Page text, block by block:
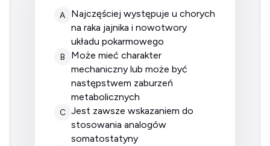
A
najczęściej występuje u chorych
na raka jajnika i nowotwory
układu pokarmowego
B
może mieć charakter
mechaniczny lub może być
następstwem zaburzeń
metabolicznych
C jest zawsze wskazaniem do
stosowania analogów
somatostatyny